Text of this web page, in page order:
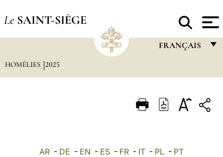
Le SAINT-SIÈGE
FRANÇAIS
ITALIANO
HOMÉLIES 2025
AR - DE - EN - ES - FR - IT - PL - PT